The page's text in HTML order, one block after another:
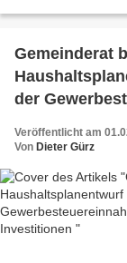
Gemeinderat
der
Veröffentlicht am
Von Dieter Gürz